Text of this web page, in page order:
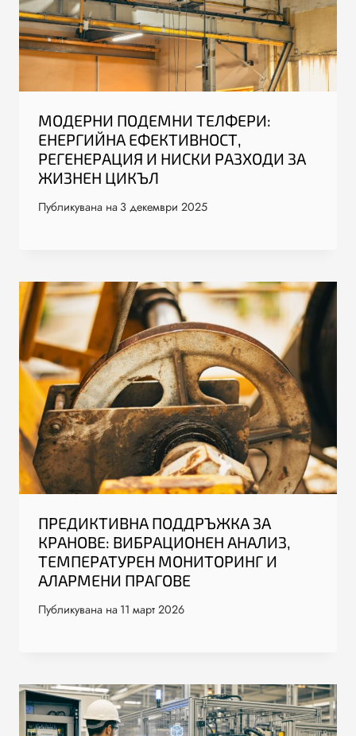
МОДЕРНИ ПОДЕМНИ ТЕЛФЕРИ:
ЕНЕРГИЙНА ЕФЕКТИВНОСТ,
РЕГЕНЕРАЦИЯ И НИСКИ РАЗХОДИ ЗА
ЖИЗНЕН ЦИКЪЛ
Публикувана на 3 декември 2025
ПРЕДИКТИВНА ПОДДРЪЖКА ЗА
КРАНОВЕ: ВИБРАЦИОНЕН АНАЛИЗ,
ТЕМПЕРАТУРЕН МОНИТОРИНГ И
АЛАРМЕНИ ПРАГОВЕ
Публикувана на 11 март 2026